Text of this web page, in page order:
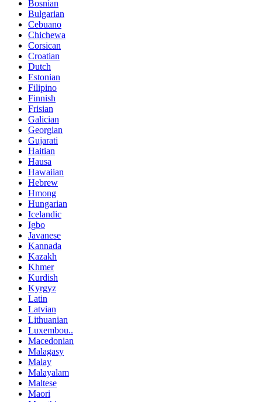
Bosnian
Bulgarian
Cebuano
Chichewa
Corsican
Croatian
Dutch
Estonian
Filipino
Finnish
Frisian
Galician
Georgian
Gujarati
Haitian
Hausa
Hawaiian
Hebrew
Hmong
Hungarian
Icelandic
Igbo
Javanese
Kannada
Kazakh
Khmer
Kurdish
Kyrgyz
Latin
Latvian
Lithuanian
Luxembou..
Macedonian
Malagasy
Malay
Malayalam
Maltese
Maori